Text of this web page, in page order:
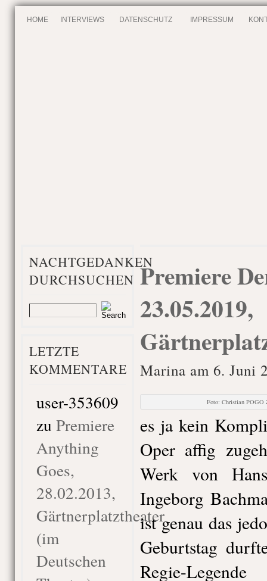
HOME INTERVIEWS DATENSCHUTZ IMPRESSUM
NACHTGEDANKEN
DURCHSUCHEN
LETZTE
KOMMENTARE
user-353609
zu Premiere
Anything
Goes,
28.02.2013,
Gärtnerplatztheater
(im
Deutschen
Premiere
23.05.2019,
Marina am 6. Juni
Foto: Christian POGO
es ja kein
Oper affig
Werk von
Ingeborg
ist genau das
Geburtstag
Regie-